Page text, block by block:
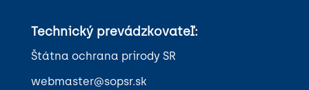
Technický prevádzkovateľ:
Štátna ochrana prírody SR
webmaster@sopsr.sk